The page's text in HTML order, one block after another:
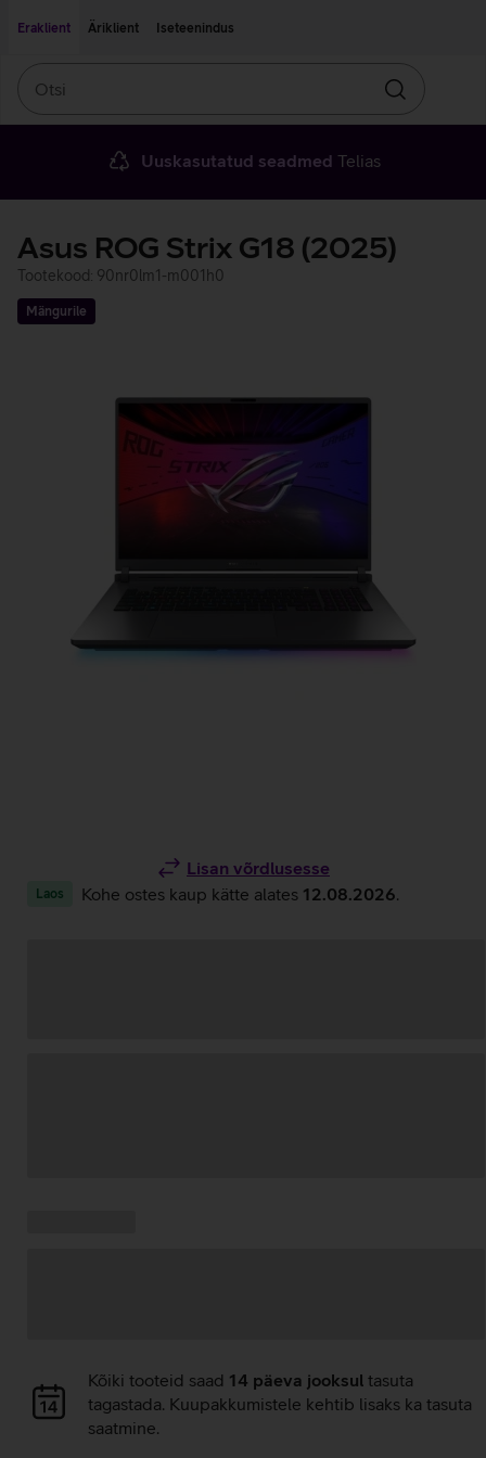
Eraklient
Äriklient Iseteenindus
Otsin
Uuskasutatud seadmed Telias
Asus ROG Strix G18 (2025)
Tootekood: 90nr0lm1-m001h0
Mängurile
Lisan võrdlusesse
Laos Kohe ostes kaup kätte alates 12.08.2026
Andmete
laadimine
Kõiki tooteid saad 14 päeva jooksul tasuta
tagastada. Kuupakkumistele kehtib lisaks ka tasuta
saatmine.